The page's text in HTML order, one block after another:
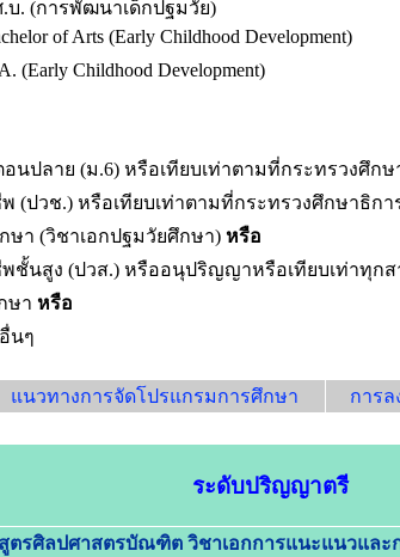
บ. (การพัฒนาเด็กปฐมวัย)
of Arts (Early Childhood Development)
(Early Childhood Development)
นปลาย (ม.6) หรือเทียบเท่าตามที่กระทรวงศึกษ
(ปวช.) หรือเทียบเท่าตามที่กระทรวงศึกษาธิกา
า (วิชาเอกปฐมวัยศึกษา) หรือ
ชั้นสูง (ปวส.) หรืออนุปริญญาหรือเทียบเท่าทุก
ษา หรือ
นๆ
แนวทางการจัดโปรแกรมการศึกษา การล
ระดับปริญญาตรี
ตรศิลปศาสตรบัณฑิต วิชาเอกการแนะแนวและ